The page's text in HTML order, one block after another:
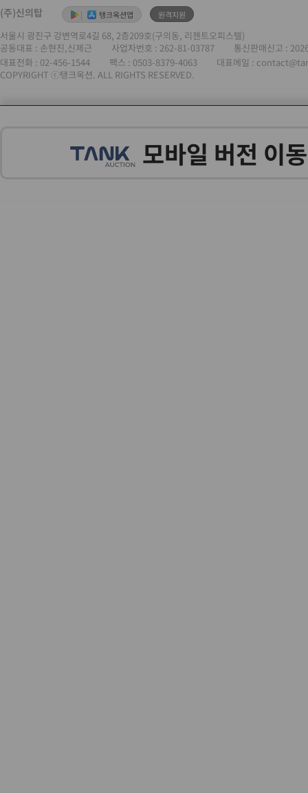
(주)신의탑 | 탱크옥션앱 원격지원
서울시 광진구 강변역로4길 68, 2층209호(구의동, 리젠트오피스텔)
공동대표 : 손현진,신제근
사업자번호 : 262-81-03787
통신판매신고 :
대표전화 : 02-456-1544 팩스 : 0503-8379-4063
대표메일 :
COPYRIGHT ⓒ탱크옥션. ALL RIGHTS RESERVED.
모바일 버전 이동